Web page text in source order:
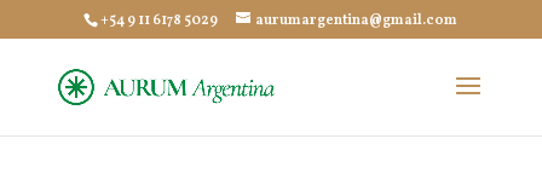
+54 9 11 6178 5029 aurumargentina@gmail.com